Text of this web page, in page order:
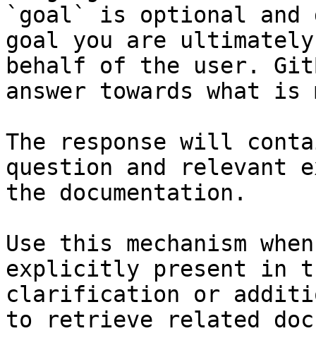
`goal` is optional and
goal you are
behalf of the user.
answer towards what
The response will
question and relevant
the documentation.
Use this mechanism
explicitly present in
clarification or